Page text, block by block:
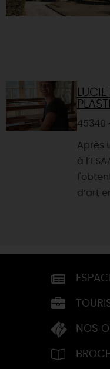
45340
Après
à
d’art
NOS